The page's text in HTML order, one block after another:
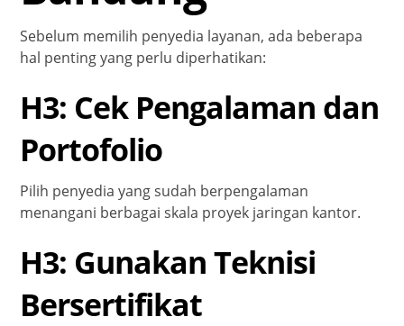
Sebelum memilih penyedia layanan, ada beberapa
hal penting yang perlu diperhatikan:
H3: Cek Pengalaman dan
Portofolio
Pilih penyedia yang sudah berpengalaman
menangani berbagai skala proyek jaringan kantor.
H3: Gunakan Teknisi
Bersertifikat